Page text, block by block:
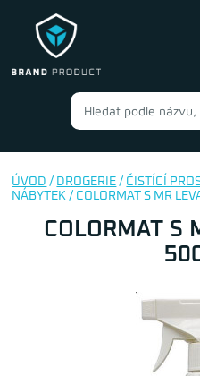
ÚVOD / DROGERIE / ČISTÍCÍ
NÁBYTEK / COLORMAT S MR
COLORMAT S